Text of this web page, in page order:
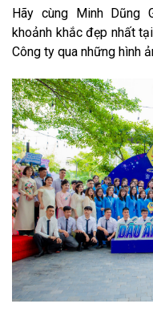
Hãy cùng Minh Dũng
khoảnh khắc đẹp nhất
Công ty qua những hình